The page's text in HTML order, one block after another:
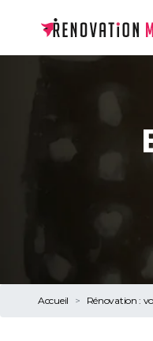
Accueil Rénovation :